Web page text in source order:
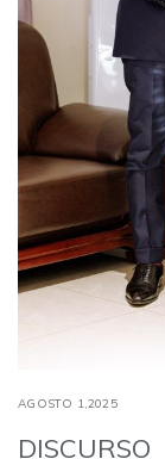
AGOSTO 1,2025